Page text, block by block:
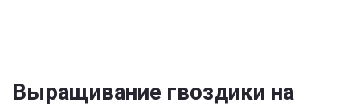
Выращивание гвоздики на